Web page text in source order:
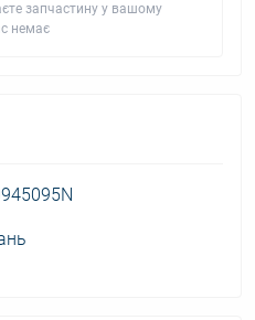
запчастину у вашому
немає